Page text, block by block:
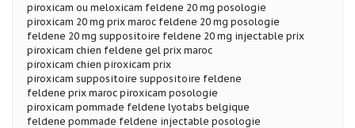
piroxicam ou meloxicam feldene 20 mg posologie
piroxicam 20 mg prix maroc feldene 20 mg posologie
feldene 20 mg suppositoire feldene 20 mg injectable prix
piroxicam chien feldene gel prix maroc
piroxicam chien piroxicam prix
piroxicam suppositoire suppositoire feldene
feldene prix maroc piroxicam posologie
piroxicam pommade feldene lyotabs belgique
feldene pommade feldene injectable posologie